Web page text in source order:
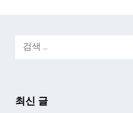
색:
최신 글